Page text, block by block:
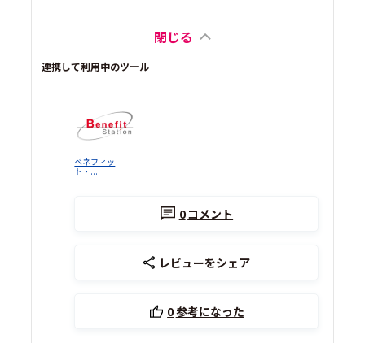
閉じる
連携して利用中のツール
ベネフィッ
ト・...
0コメント
レビューをシェア
0参考になった